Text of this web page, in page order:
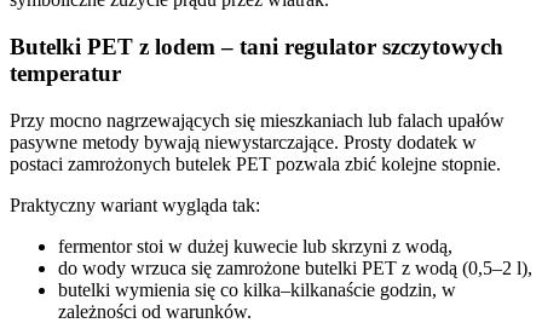
Butelki PET z lodem – tani regulator szczytowych
temperatur
Przy mocno nagrzewających się mieszkaniach lub falach upałów
pasywne metody bywają niewystarczające. Prosty dodatek w
postaci zamrożonych butelek PET pozwala zbić kolejne stopnie.
Praktyczny wariant wygląda tak:
fermentor stoi w dużej kuwecie lub skrzyni z wodą,
do wody wrzuca się zamrożone butelki PET z wodą (0,5–2 l),
butelki wymienia się co kilka–kilkanaście godzin, w
zależności od warunków.